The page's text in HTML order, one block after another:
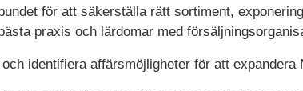
för att säkerställa rätt sortiment,
praxis och lärdomar med
identifiera affärsmöjligheter för att expandera